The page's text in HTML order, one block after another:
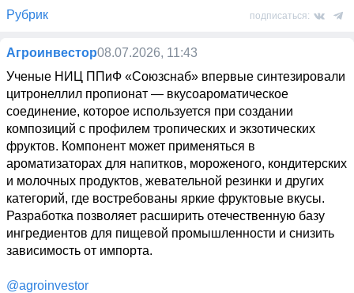
Рубрик подписаться:
Агроинвестор08.07.2026, 11:43
Ученые НИЦ ППиФ «Союзснаб» впервые синтезировали
цитронеллил пропионат — вкусоароматическое
соединение, которое используется при создании
композиций с профилем тропических и экзотических
фруктов. Компонент может применяться в
ароматизаторах для напитков, мороженого, кондитерских
и молочных продуктов, жевательной резинки и других
категорий, где востребованы яркие фруктовые вкусы.
Разработка позволяет расширить отечественную базу
ингредиентов для пищевой промышленности и снизить
зависимость от импорта.
@agroinvestor